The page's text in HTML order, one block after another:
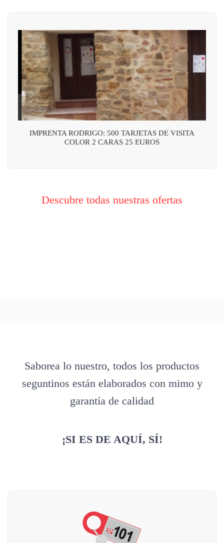
IMPRENTA RODRIGO: 500 TARJETAS DE VISITA
COLOR 2 CARAS 25 EUROS
Descubre todas nuestras ofertas
Saborea lo nuestro, todos los productos
seguntinos están elaborados con mimo y
garantía de calidad
¡SI ES DE AQUÍ, SÍ!